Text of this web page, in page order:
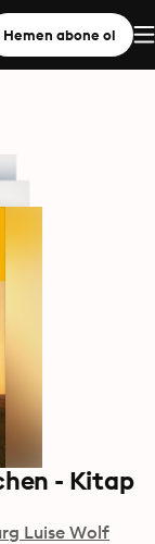
Hemen abone ol
- Kitap
Luise Wolf